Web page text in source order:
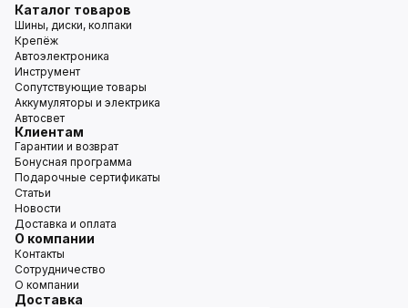
Каталог товаров
Шины, диски, колпаки
Крепёж
Автоэлектроника
Инструмент
Сопутствующие товары
Аккумуляторы и электрика
Автосвет
Клиентам
Гарантии и возврат
Бонусная программа
Подарочные сертификаты
Статьи
Новости
Доставка и оплата
О компании
Контакты
Сотрудничество
О компании
Доставка